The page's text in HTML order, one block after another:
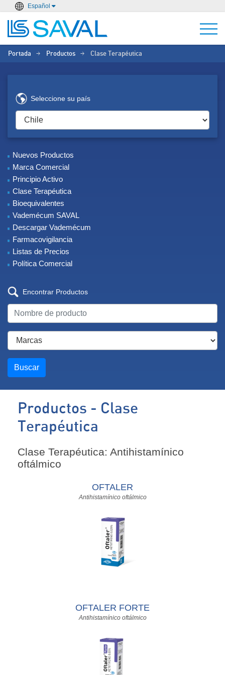
Español
Portada > Productos > Clase Terapéutica
Seleccione su país
Nuevos Productos
Marca Comercial
Principio Activo
Clase Terapéutica
Bioequivalentes
Vademécum SAVAL
Descargar Vademécum
Farmacovigilancia
Listas de Precios
Política Comercial
Encontrar Productos
Buscar
Productos - Clase
Terapéutica
Clase Terapéutica: Antihistamínico
oftálmico
OFTALER
Antihistamínico oftálmico
OFTALER FORTE
Antihistamínico oftálmico